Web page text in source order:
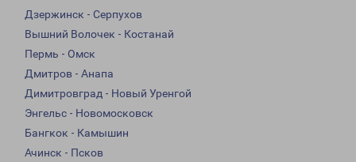
Дзержинск - Серпухов
Вышний Волочек - Костанай
Пермь - Омск
Дмитров - Анапа
Димитровград - Новый Уренгой
Энгельс - Новомосковск
Бангкок - Камышин
Ачинск - Псков